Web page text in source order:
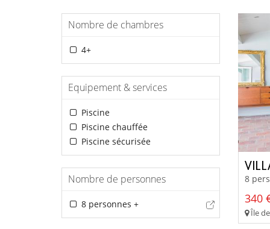
Nombre de chambres
4+
Equipement & services
Piscine
Piscine chauffée
Piscine sécurisée
Nombre de personnes
8 personnes +
8
340
Île de